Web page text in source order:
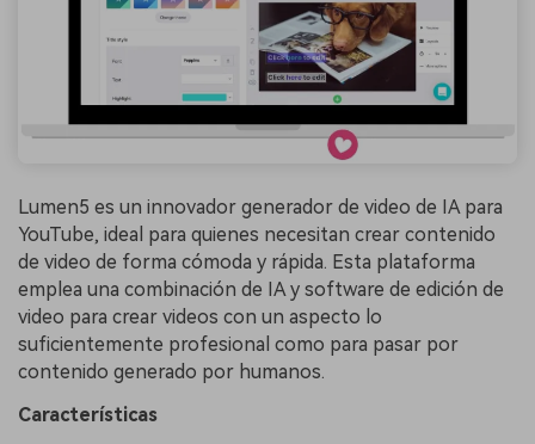
Lumen5 es un innovador generador de video de IA para
YouTube, ideal para quienes necesitan crear contenido
de video de forma cómoda y rápida. Esta plataforma
emplea una combinación de IA y software de edición de
video para crear videos con un aspecto lo
suficientemente profesional como para pasar por
contenido generado por humanos.
Características